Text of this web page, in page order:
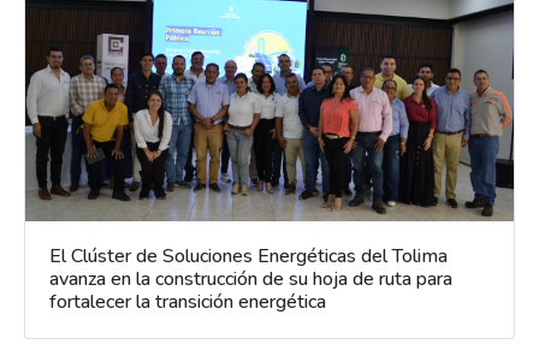
El Clúster de Soluciones Energéticas del Tolima
avanza en la construcción de su hoja de ruta para
fortalecer la transición energética